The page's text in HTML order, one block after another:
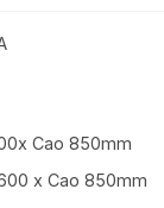
Cao 850mm
x Cao 850mm